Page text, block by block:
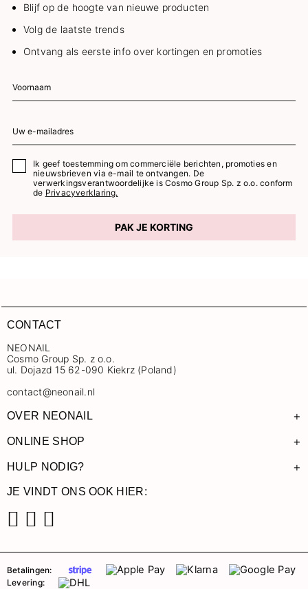
Blijf op de hoogte van nieuwe producten
Volg de laatste trends
Ontvang als eerste info over kortingen en promoties
Ik geef toestemming om commerciële berichten, promoties en
nieuwsbrieven via e-mail te ontvangen. De
verwerkingsverantwoordelijke is Cosmo Group Sp. z o.o. conform
de Privacyverklaring.
PAK JE KORTING
CONTACT
NEONAIL
Cosmo Group Sp. z o.o.
ul. Dojazd 15 62-090 Kiekrz (Poland)
contact@neonail.nl
OVER NEONAIL +
ONLINE SHOP +
HULP NODIG? +
JE VINDT ONS OOK HIER:
Betalingen:
Levering: